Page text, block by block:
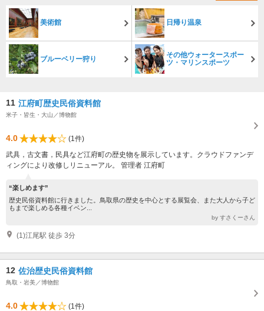
美術館 日帰り温泉
ブルーベリー狩り
その他ウォータースポー
ツ・マリンスポーツ
11 江府町歴史民俗資料館
米子・皆生・大山／博物館
4.0
(1件)
武具，古文書，民具など江府町の歴史物を展示しています。クラウドファンデ
ィングにより改修しリニューアル。 管理者 江府町
“楽しめます”
歴史民俗資料館に行きました。鳥取県の歴史を中心とする展覧会、また大人から子ど
もまで楽しめる各種イベン...
by すさくーさん
(1)江尾駅 徒歩 3分
12 佐治歴史民俗資料館
鳥取・岩美／博物館
4.0
(1件)